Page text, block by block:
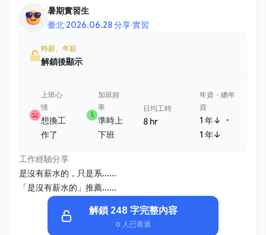
暑期實習生
臺北·2026.06.28 分享·實習
時薪、年薪
解鎖後顯示
上班心
情
想換工
作了
加班頻
率
準時上
下班
日均工時
8 hr
年資・總年
資
1 年↓ ・
1 年↓
工作經驗分享
是沒有薪水的，只是系......
「是沒有薪水的」推薦......
解鎖 248 字完整內容
0 人已看過